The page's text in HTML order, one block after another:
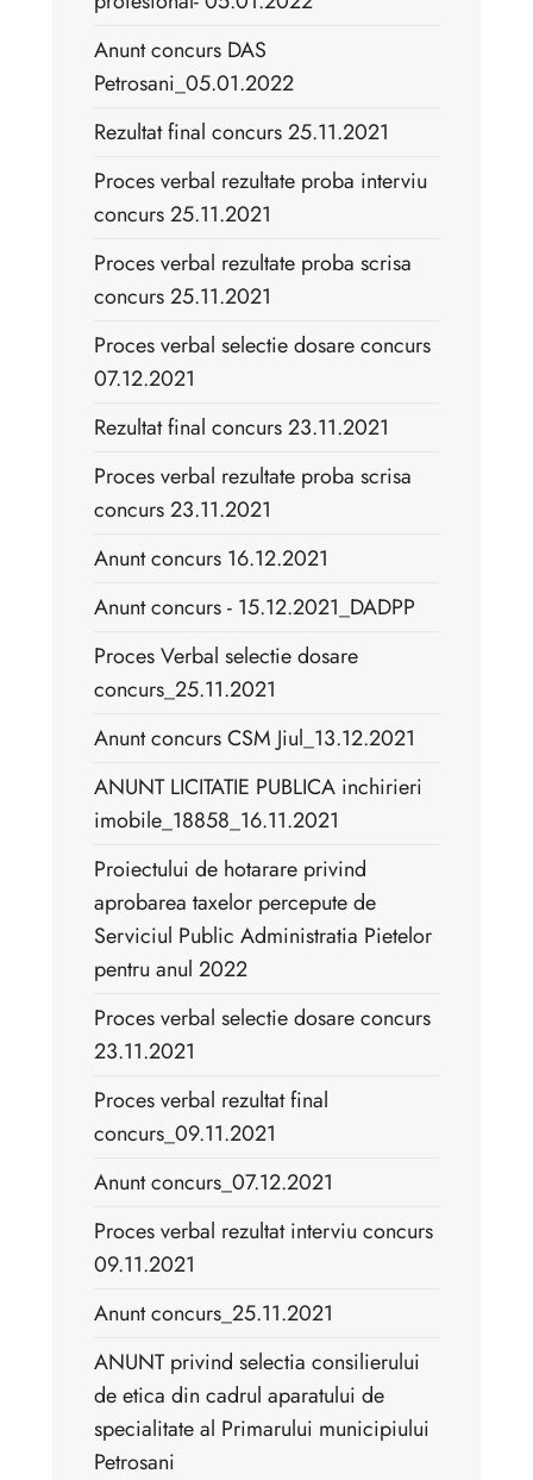
Anunt concurs DAS
Petrosani_05.01.2022
Rezultat final concurs 25.11.2021
Proces verbal rezultate proba interviu
concurs 25.11.2021
Proces verbal rezultate proba scrisa
concurs 25.11.2021
Proces verbal selectie dosare concurs
07.12.2021
Rezultat final concurs 23.11.2021
Proces verbal rezultate proba scrisa
concurs 23.11.2021
Anunt concurs 16.12.2021
Anunt concurs - 15.12.2021_DADPP
Proces Verbal selectie dosare
concurs_25.11.2021
Anunt concurs CSM Jiul_13.12.2021
ANUNT LICITATIE PUBLICA inchirieri
imobile_18858_16.11.2021
Proiectului de hotarare privind
aprobarea taxelor percepute de
Serviciul Public Administratia Pietelor
pentru anul 2022
Proces verbal selectie dosare concurs
23.11.2021
Proces verbal rezultat final
concurs_09.11.2021
Anunt concurs_07.12.2021
Proces verbal rezultat interviu concurs
09.11.2021
Anunt concurs_25.11.2021
ANUNT privind selectia consilierului
de etica din cadrul aparatului de
specialitate al Primarului municipiului
Petrosani